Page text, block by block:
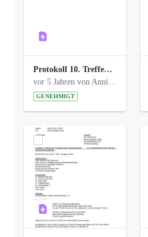
Protokoll 10. Treffen 20150720 AG Bismarckplatz.pdf
vor 5 Jahren von Anni Schlumberger
GENEHMIGT